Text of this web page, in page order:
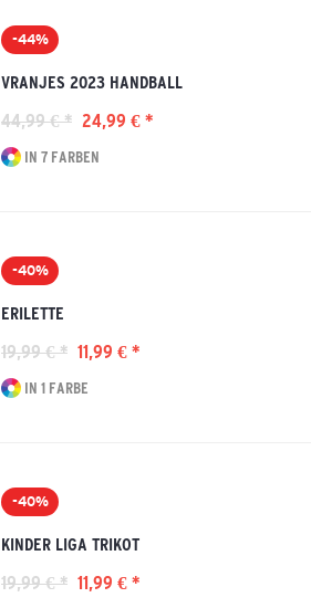
-44%
VRANJES 2023 HANDBALL
44,99 € * 24,99 € *
IN 7 FARBEN
-40%
ERILETTE
19,99 € * 11,99 € *
IN 1 FARBE
-40%
KINDER LIGA TRIKOT
19,99 € * 11,99 € *